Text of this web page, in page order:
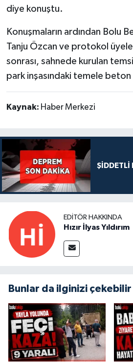
diye konuştu.
Konuşmaların ardından Bolu
Tanju Özcan ve protokol
sonrası, sahnede kurulan
park inşasındaki temele
Kaynak: Haber Merkezi
ŞİDDETLİ
EDITÖR HAKKINDA
Hızır İlyas Yıldırım
Bunlar da ilginizi çekebilir